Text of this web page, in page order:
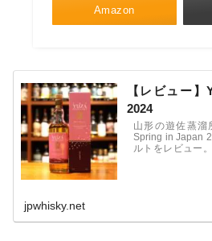
Amazon
【レビュー
2024
山形の遊佐蒸溜
Spring in Japan
ルトをレビュー
jpwhisky.net